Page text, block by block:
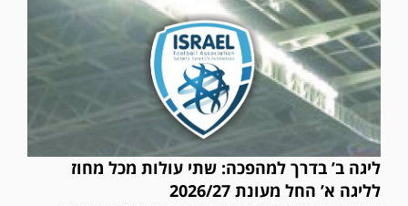
ליגה ב’ בדרך למהפכה: שתי עולות מכל מחוז
לליגה א’ החל מעונת 2026/27